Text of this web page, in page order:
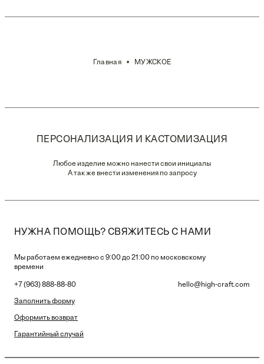
Главная МУЖСКОЕ
ПЕРСОНАЛИЗАЦИЯ И КАСТОМИЗАЦИЯ
Любое изделие можно нанести свои инициалы
А так же внести изменения по запросу
НУЖНА ПОМОЩЬ? СВЯЖИТЕСЬ С НАМИ
Мы работаем ежедневно с 9:00 до 21:00 по московскому
времени
+7 (963) 888-88-80 hello@high-craft.com
Заполнить форму
Оформить возврат
Гарантийный случай